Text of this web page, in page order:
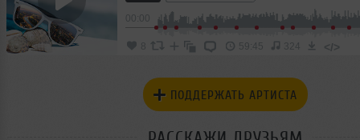
59:45 324 </>
ПОДДЕРЖАТЬ АРТИСТА